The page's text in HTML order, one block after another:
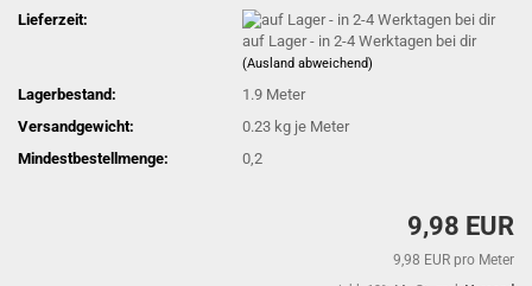
Lieferzeit:
auf Lager - in 2-4 Werktagen bei dir
(Ausland abweichend)
Lagerbestand: 1.9 Meter
Versandgewicht:
0.23 kg je Meter
Mindestbestellmenge:
0,2
9,98 EUR
9,98 EUR pro Meter